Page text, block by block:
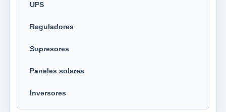
UPS
Reguladores
Supresores
Paneles solares
Inversores